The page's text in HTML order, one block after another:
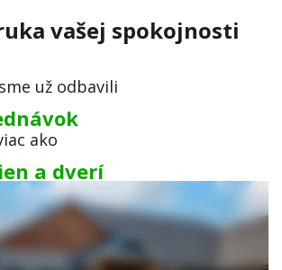
vašej spokojnosti
sme už odbavili
ako
a dverí